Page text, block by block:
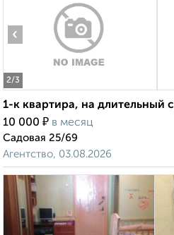
2/3
‹
1-к квартира, на длительный
10 000 ₽ в месяц
Садовая 25/69
Агентство, 03.08.2026